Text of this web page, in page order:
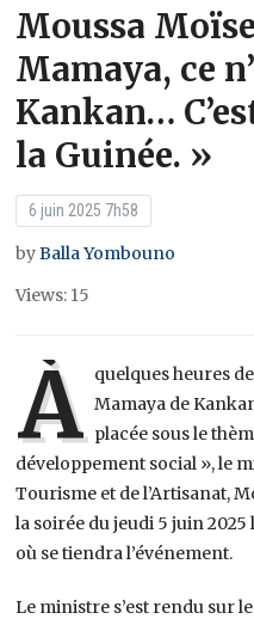
Moussa
Mamaya, ce
Kankan…
la Guinée. »
6 juin 2025 7h58
byBalla Yombouno
Views: 15
À quelques heures
Mamaya de
placée sous le
développement social », le
Tourisme et de l’Artisanat,
la soirée du jeudi 5 juin 2025
où se tiendra l’événement.
Le ministre s’est rendu sur